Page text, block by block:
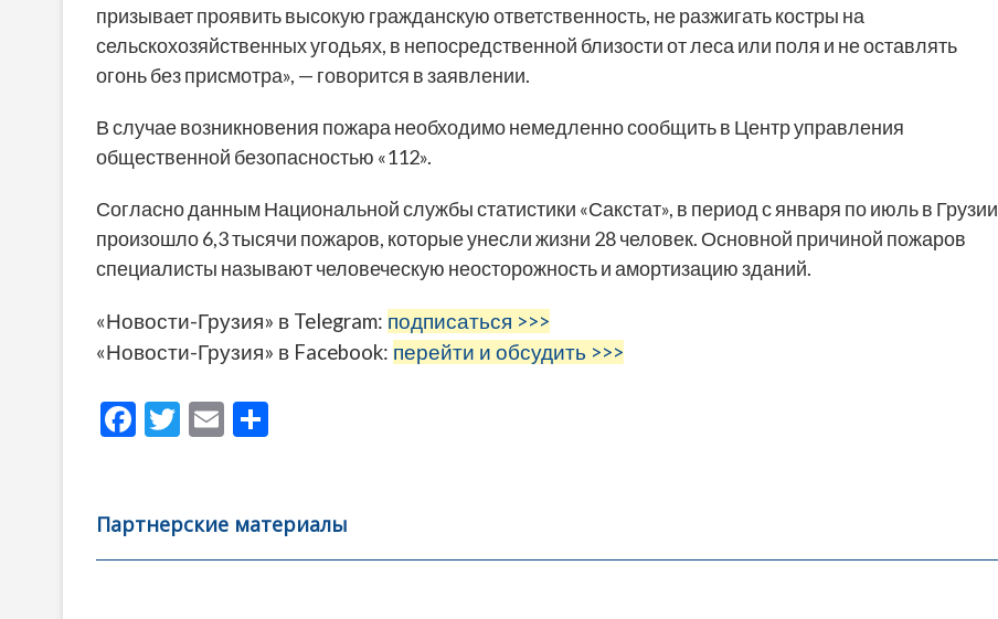
призывает проявить высокую гражданскую ответственность, не разжигать костры на
сельскохозяйственных угодьях, в непосредственной близости от леса или поля и не оставлять
огонь без присмотра», — говорится в заявлении.
В случае возникновения пожара необходимо немедленно сообщить в Центр управления
общественной безопасностью «112».
Согласно данным Национальной службы статистики «Сакстат», в период с января по июль в Грузии
произошло 6,3 тысячи пожаров, которые унесли жизни 28 человек. Основной причиной пожаров
специалисты называют человеческую неосторожность и амортизацию зданий.
«Новости-Грузия» в Telegram: подписаться >>>
«Новости-Грузия» в Facebook: перейти и обсудить >>>
F
b
o
T
er
E
l
а
в
Партнерские материалы